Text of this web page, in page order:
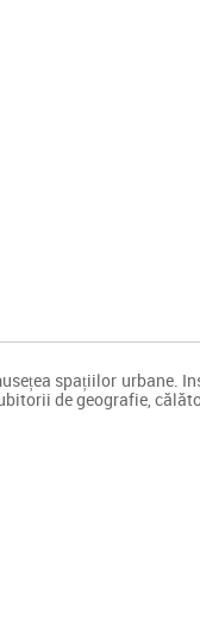
spațiilor urbane.
de geografie,